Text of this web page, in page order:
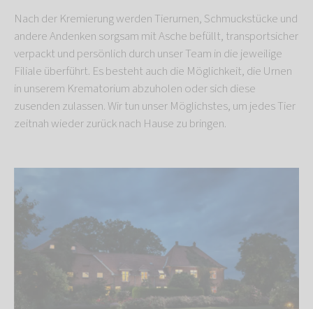
Nach der Kremierung werden Tierurnen, Schmuckstücke und
andere Andenken sorgsam mit Asche befüllt, transportsicher
verpackt und persönlich durch unser Team in die jeweilige
Filiale überführt. Es besteht auch die Möglichkeit, die Urnen
in unserem Krematorium abzuholen oder sich diese
zusenden zulassen. Wir tun unser Möglichstes, um jedes Tier
zeitnah wieder zurück nach Hause zu bringen.